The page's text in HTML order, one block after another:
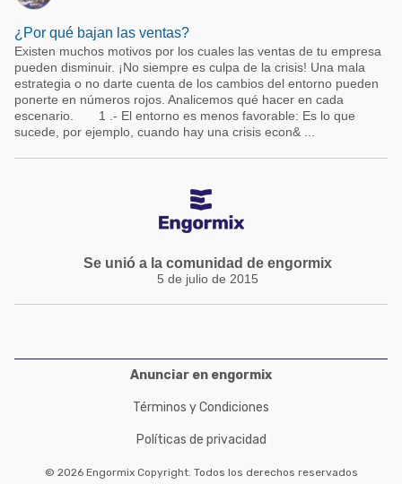
¿Por qué bajan las ventas?
Existen muchos motivos por los cuales las ventas de tu empresa
pueden disminuir. ¡No siempre es culpa de la crisis! Una mala
estrategia o no darte cuenta de los cambios del entorno pueden
ponerte en números rojos. Analicemos qué hacer en cada
escenario. 1 .- El entorno es menos favorable: Es lo que
sucede, por ejemplo, cuando hay una crisis econ& ...
Se unió a la comunidad de engormix
5 de julio de 2015
Anunciar en engormix
Términos y Condiciones
Políticas de privacidad
© 2026 Engormix Copyright. Todos los derechos reservados